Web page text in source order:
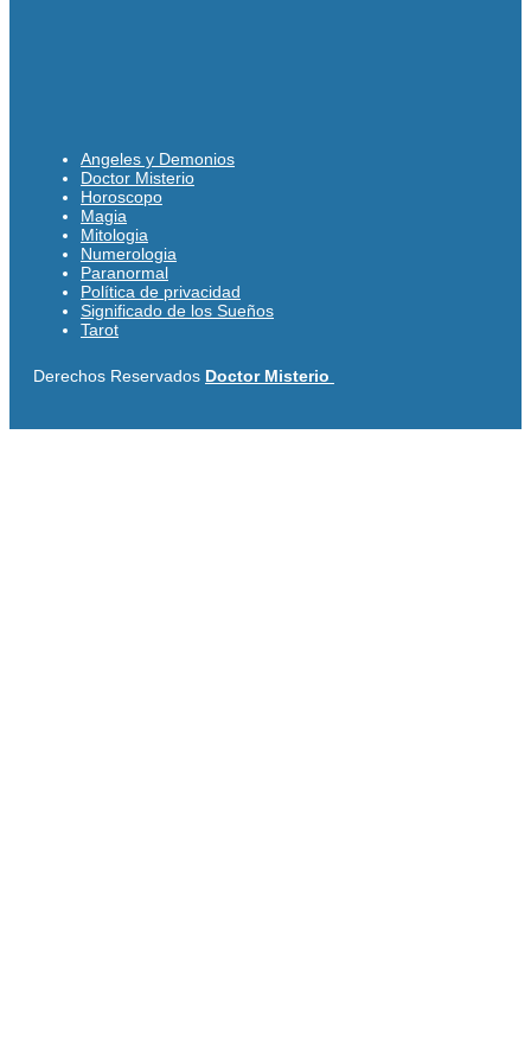
Angeles y Demonios
Doctor Misterio
Horoscopo
Magia
Mitologia
Numerologia
Paranormal
Política de privacidad
Significado de los Sueños
Tarot
Derechos Reservados Doctor Misterio